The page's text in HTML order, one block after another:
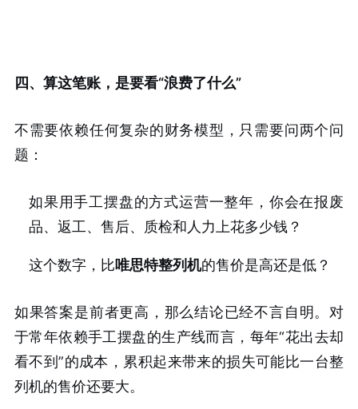
四、算这笔账，是要看“浪费了什么”
不需要依赖任何复杂的财务模型，只需要问两个问
题：
如果用手工摆盘的方式运营一整年，你会在报废
品、返工、售后、质检和人力上花多少钱？
这个数字，比唯思特整列机的售价是高还是低？
如果答案是前者更高，那么结论已经不言自明。对
于常年依赖手工摆盘的生产线而言，每年“花出去却
看不到”的成本，累积起来带来的损失可能比一台整
列机的售价还要大。